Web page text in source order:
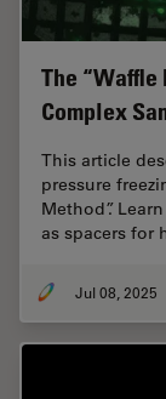
The “Waffle
Complex
This article
pressure
Method”.
as spacers for
Jul 08, 2025